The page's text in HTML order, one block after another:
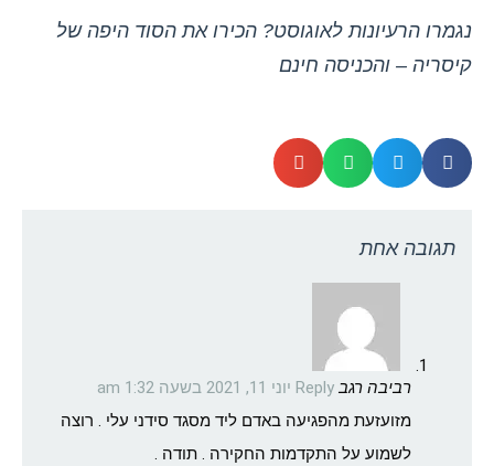
נגמרו הרעיונות לאוגוסט? הכירו את הסוד היפה של
קיסריה – והכניסה חינם
תגובה אחת
רביבה רגב Reply יוני 11, 2021 בשעה 1:32 am
מזועזעת מהפגיעה באדם ליד מסגד סידני עלי . רוצה
לשמוע על התקדמות החקירה . תודה .